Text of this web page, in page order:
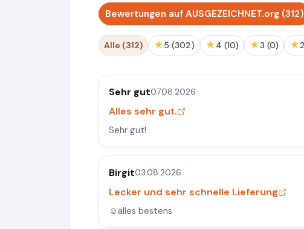
Bewertungen auf AUSGEZEICHNET.org (312)
Alle (312) ★ 5 (302) ★ 4 (10) ★ 3 (0) ★
Sehr gut07.08.2026
Alles sehr gut.
Sehr gut!
Birgit03.08.2026
Lecker und sehr schnelle Lieferung
☺️alles bestens